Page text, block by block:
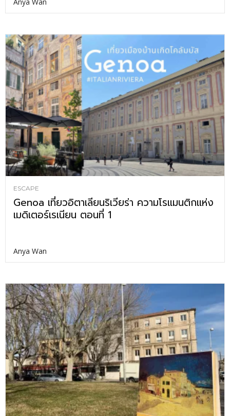
ESCAPE
Genoa เที่ยวอิตาเลียนริเวียร่า ความโรแมนติกแห่ง
เมดิเตอร์เรเนียน ตอนที่ 1
Anya Wan